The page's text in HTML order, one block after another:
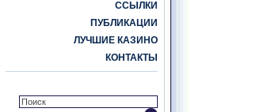
ССЫЛКИ
ПУБЛИКАЦИИ
ЛУЧШИЕ КАЗИНО
КОНТАКТЫ